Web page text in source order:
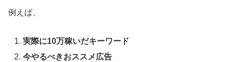
例えば、
実際に10万稼いだキーワード
今やるべきおススメ広告